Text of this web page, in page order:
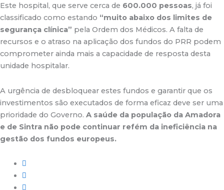
Este hospital, que serve cerca de 600.000 pessoas, já foi
classificado como estando “muito abaixo dos limites de
segurança clínica” pela Ordem dos Médicos. A falta de
recursos e o atraso na aplicação dos fundos do PRR podem
comprometer ainda mais a capacidade de resposta desta
unidade hospitalar.
A urgência de desbloquear estes fundos e garantir que os
investimentos são executados de forma eficaz deve ser uma
prioridade do Governo. A saúde da população da Amadora
e de Sintra não pode continuar refém da ineficiência na
gestão dos fundos europeus.